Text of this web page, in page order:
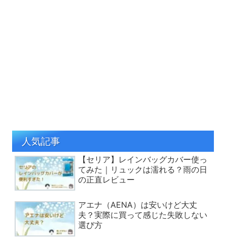
人気記事
【セリア】レインバッグカバー使っ
てみた｜リュックは濡れる？雨の日
の正直レビュー
アエナ（AENA）は安いけど大丈
夫？実際に買って感じた失敗しない
選び方